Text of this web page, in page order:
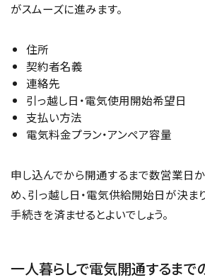
がスムーズに進みます。
住所
契約者名義
連絡先
引っ越し日・電気使用開始希望日
支払い方法
電気料金プラン・アンペア容量
申し込んでから開通するまで数営業日
め、引っ越し日・電気供給開始日が決ま
手続きを済ませるとよいでしょう。
一人暮らしで電気開通するまで